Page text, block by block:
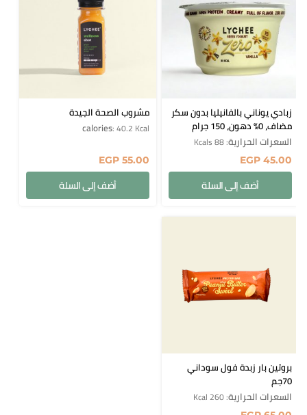
زبادي يوناني بالفانيليا بدون سكر
مضاف، 0% دهون، 150 جرام
EGP 45.00
أضف إلى السلة
السعرات الحرارية: 88 Kcals
مشروب الصحة الجيدة
EGP 55.00
أضف إلى السلة
calories: 40.2 Kcal
بروتين بار زبدة فول سوداني
70جم
السعرات الحرارية: 260 Kcal